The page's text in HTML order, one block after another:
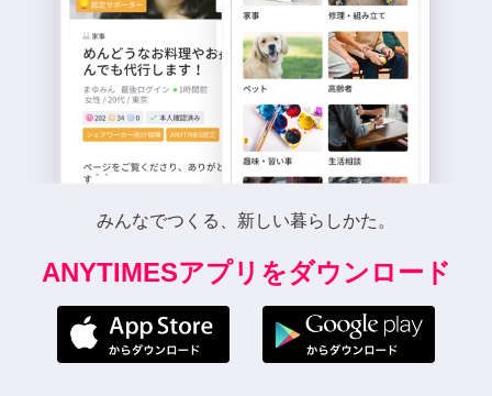
みんなでつくる、新しい暮らしかた。
ANYTIMESアプリをダウンロード